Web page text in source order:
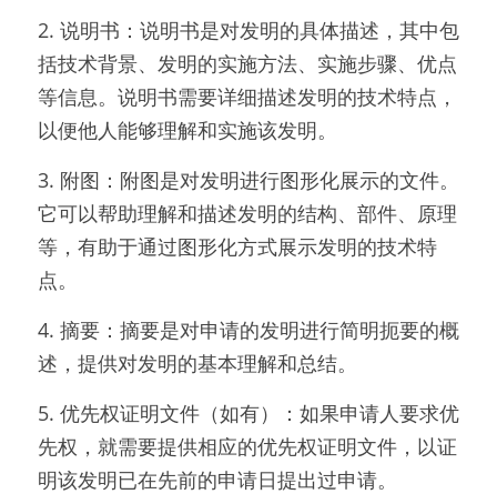
2. 说明书：说明书是对发明的具体描述，其中包
括技术背景、发明的实施方法、实施步骤、优点
等信息。说明书需要详细描述发明的技术特点，
以便他人能够理解和实施该发明。
3. 附图：附图是对发明进行图形化展示的文件。
它可以帮助理解和描述发明的结构、部件、原理
等，有助于通过图形化方式展示发明的技术特
点。
4. 摘要：摘要是对申请的发明进行简明扼要的概
述，提供对发明的基本理解和总结。
5. 优先权证明文件（如有）：如果申请人要求优
先权，就需要提供相应的优先权证明文件，以证
明该发明已在先前的申请日提出过申请。